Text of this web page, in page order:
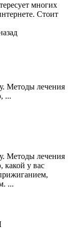
многих
Стоит
Методы лечения
...
Методы лечения
какой у вас
...